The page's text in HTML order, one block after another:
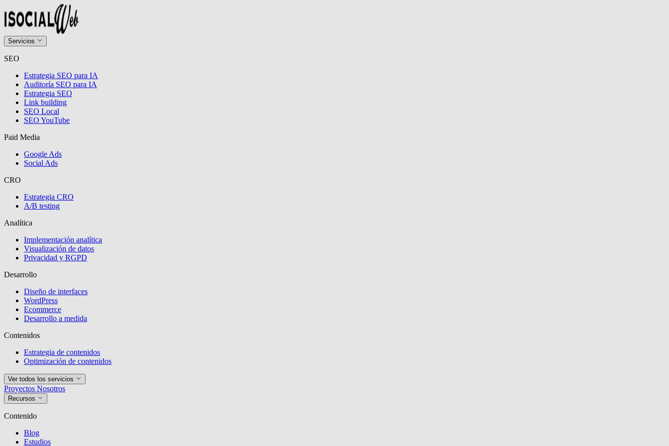
Servicios
SEO
Estrategia SEO para IA
Auditoría SEO para IA
Estrategia SEO
Link building
SEO Local
SEO YouTube
Paid Media
Google Ads
Social Ads
CRO
Estrategia CRO
A/B testing
Analítica
Implementación analítica
Visualización de datos
Privacidad y RGPD
Desarrollo
Diseño de interfaces
WordPress
Ecommerce
Desarrollo a medida
Contenidos
Estrategia de contenidos
Optimización de contenidos
Ver todos los servicios
Proyectos Nosotros
Recursos
Contenido
Blog
Estudios